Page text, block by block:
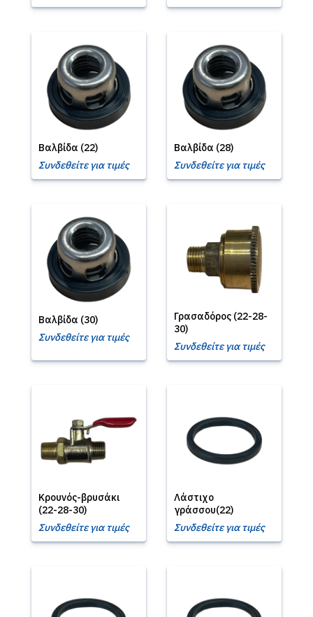
Βαλβίδα (22)
Συνδεθείτε για τιμές
Βαλβίδα (28)
Συνδεθείτε για τιμές
Βαλβίδα (30)
Συνδεθείτε για τιμές
Γρασαδόρος (22-28-
30)
Συνδεθείτε για τιμές
Κρουνός-βρυσάκι
(22-28-30)
Συνδεθείτε για τιμές
Λάστιχο
γράσσου(22)
Συνδεθείτε για τιμές